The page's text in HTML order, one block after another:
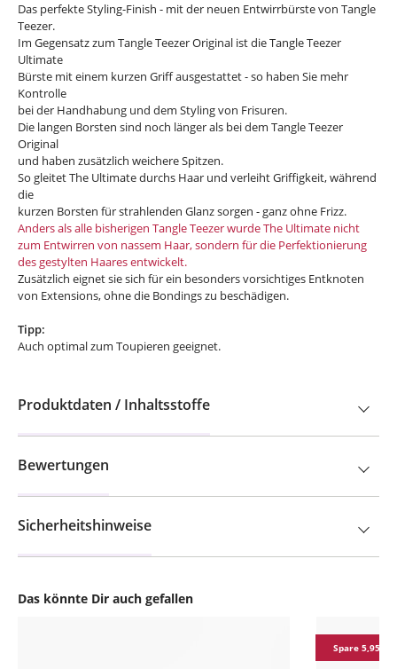
Das könnte Dir auch gefallen
Spare 5,95 €
Das perfekte Styling-Finish - mit der neuen Entwirrbürste von Tangle
Teezer.
Im Gegensatz zum Tangle Teezer Original ist die Tangle Teezer
Ultimate
Bürste mit einem kurzen Griff ausgestattet - so haben Sie mehr
Kontrolle
bei der Handhabung und dem Styling von Frisuren.
Die langen Borsten sind noch länger als bei dem Tangle Teezer
Original
und haben zusätzlich weichere Spitzen.
So gleitet The Ultimate durchs Haar und verleiht Griffigkeit, während
die
kurzen Borsten für strahlenden Glanz sorgen - ganz ohne Frizz.
Anders als alle bisherigen Tangle Teezer wurde The Ultimate nicht
zum Entwirren von nassem Haar, sondern für die Perfektionierung
des gestylten Haares entwickelt.
Zusätzlich eignet sie sich für ein besonders vorsichtiges Entknoten
von Extensions, ohne die Bondings zu beschädigen.
Tipp:
Auch optimal zum Toupieren geeignet.
Produktdaten / Inhaltsstoffe
Bewertungen
Sicherheitshinweise